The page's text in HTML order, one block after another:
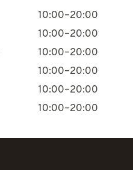
10:00–20:00
10:00–20:00
10:00–20:00
10:00–20:00
10:00–20:00
10:00–20:00